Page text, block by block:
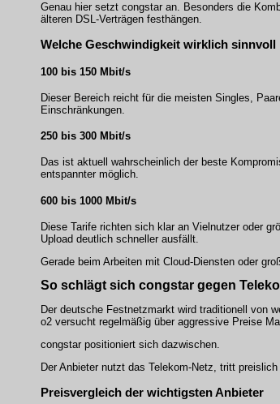
Genau hier setzt congstar an. Besonders die
älteren DSL-Verträgen festhängen.
Welche Geschwindigkeit wirklich sinnvoll
100 bis 150 Mbit/s
Dieser Bereich reicht für die meisten Singles,
Einschränkungen.
250 bis 300 Mbit/s
Das ist aktuell wahrscheinlich der beste
entspannter möglich.
600 bis 1000 Mbit/s
Diese Tarife richten sich klar an Vielnutzer oder
Upload deutlich schneller ausfällt.
Gerade beim Arbeiten mit Cloud-Diensten oder
So schlägt sich congstar gegen
Der deutsche Festnetzmarkt wird traditionell von
o2 versucht regelmäßig über aggressive Preise
congstar positioniert sich dazwischen.
Der Anbieter nutzt das Telekom-Netz, tritt
Preisvergleich der wichtigsten Anbieter